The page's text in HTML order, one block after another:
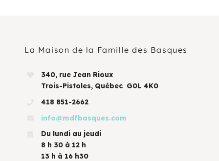
La Maison de la Famille des Basques
340, rue Jean Rioux
Trois-Pistoles, Québec G0L 4K0
418 851-2662
info@mdfbasques.com
Du lundi au jeudi
8 h 30 à 12 h
13 h à 16 h30